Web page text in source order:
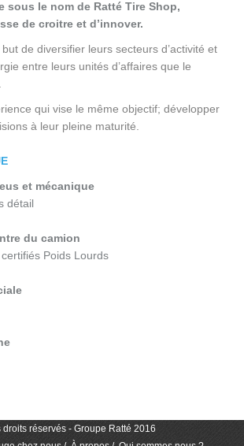
sous le nom de Ratté Tire Shop,
de croitre et d’innover.
de diversifier leurs secteurs d’activité et
entre leurs unités d’affaires que le
qui vise le même objectif; développer
à leur pleine maturité.
et mécanique
détail
du camion
Poids Lourds
droits réservés - Groupe Ratté 2016